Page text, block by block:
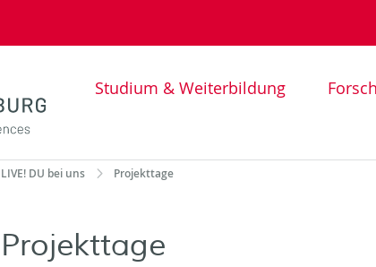
Studium & Weiterbildung
LIVE! DU bei uns Projekttage
Projekttage